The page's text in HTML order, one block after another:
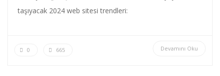
taşıyacak 2024 web sitesi trendleri:
Devamını Oku
0 665